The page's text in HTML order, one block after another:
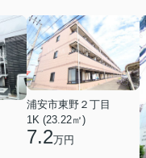
浦安市東野２丁目
1K (23.22㎡)
7.2万円